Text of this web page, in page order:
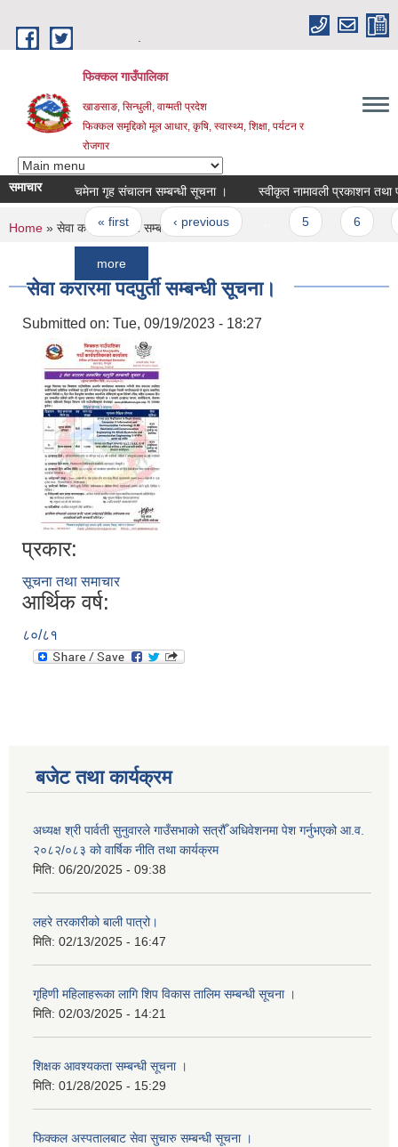
फिक्कल गाउँपालिका
खाङसाङ, सिन्धुली, वाग्मती प्रदेश
फिक्कल समृद्दिको मूल आधार, कृषि, स्वास्थ्य, शिक्षा, पर्यटन र
रोजगार
समाचार चमेना गृह संचालन सम्बन्धी सूचना । स्वीकृत नामावली प्रकाशन तथा
Pages
« first ‹ previous
more
You are here
Home » सेवा करारमा पदपुर्ती सम्बन्धी सूचना।
सेवा करारमा पदपुर्ती सम्बन्धी सूचना।
Submitted on: Tue, 09/19/2023 - 18:27
प्रकार:
सूचना तथा समाचार
आर्थिक वर्ष:
८०/८१
बजेट तथा कार्यक्रम
अध्यक्ष श्री पार्वती सुनुवारले गाउँसभाको सत्रौँ अधिवेशनमा पेश गर्नुभएको आ.व.
२०८२/०८३ को वार्षिक नीति तथा कार्यक्रम
मिति: 06/20/2025 - 09:38
लहरे तरकारीको बाली पात्रो।
मिति: 02/13/2025 - 16:47
गृहिणी महिलाहरूका लागि शिप विकास तालिम सम्बन्धी सूचना ‌।
मिति: 02/03/2025 - 14:21
शिक्षक आवश्यकता सम्बन्धी सूचना ।
मिति: 01/28/2025 - 15:29
फिक्कल अस्पतालबाट सेवा सुचारु सम्बन्धी सूचना ।